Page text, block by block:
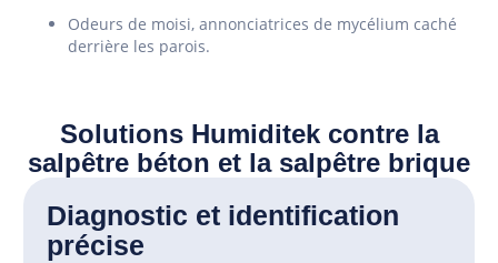
Odeurs de moisi, annonciatrices de mycélium caché
derrière les parois.
Solutions Humiditek contre la
salpêtre béton et la salpêtre brique
Diagnostic et identification
précise